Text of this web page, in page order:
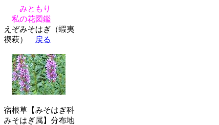
みともり
私の花図鑑
えぞみそはぎ（蝦夷
禊萩）
戻る
宿根草【みそはぎ科
みそはぎ属】分布地